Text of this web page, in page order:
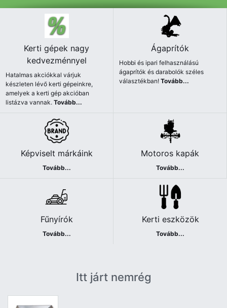
Kerti gépek nagy
kedvezménnyel
Hatalmas akciókkal várjuk
készleten lévő kerti gépeinkre,
amelyek a kerti gép akcióban
listázva vannak.Tovább...
Ágaprítók
Hobbi és ipari felhasználású
ágaprítók és darabolók széles
választékban!Tovább...
Képviselt márkáink
Tovább...
Motoros kapák
Tovább...
Fűnyírók
Tovább...
Kerti eszközök
Tovább...
Itt járt nemrég